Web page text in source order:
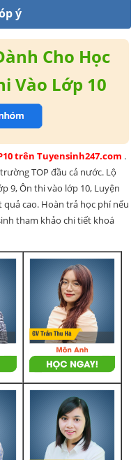
ý
Cho Học
Vào Lớp 10
trên Tuyensinh247.com .
TOP đầu cả nước. Lộ
9, Ôn thi vào lớp 10, Luyện
cao. Hoàn trả học phí nếu
tham khảo chi tiết khoá